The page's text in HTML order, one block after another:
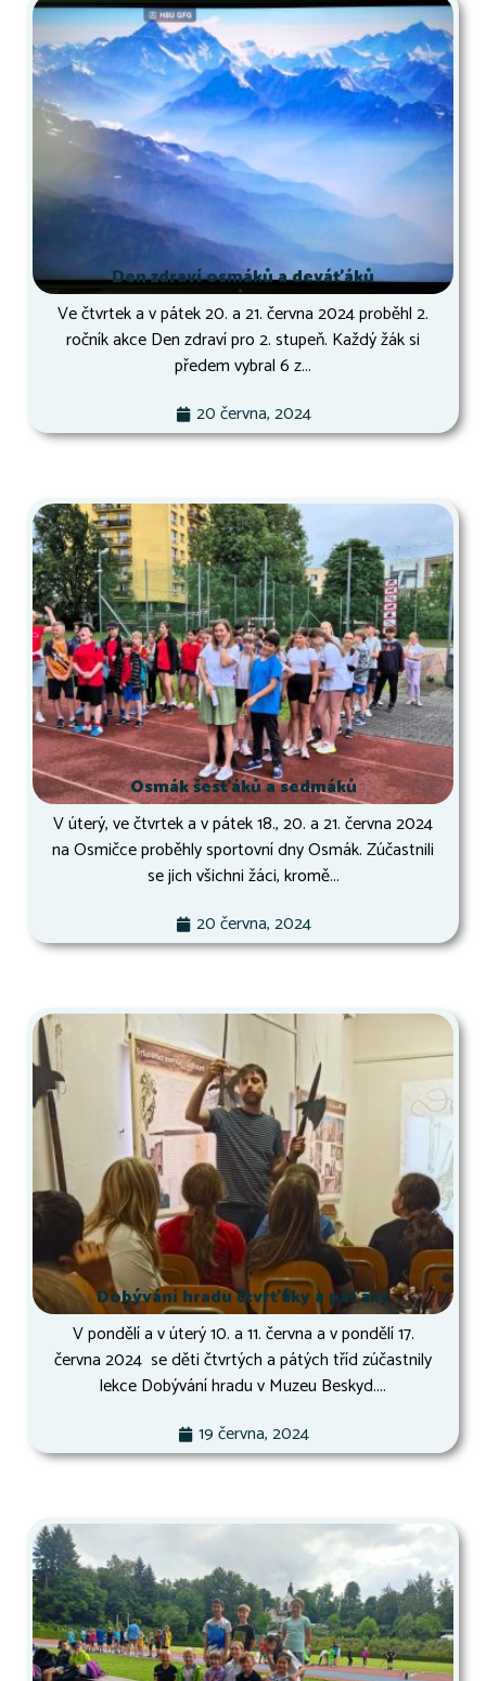
Den zdraví osmáků a deváťáků
Ve čtvrtek a v pátek 20. a 21. června 2024 proběhl 2.
ročník akce Den zdraví pro 2. stupeň. Každý žák si
předem vybral 6 z...
20 června, 2024
Osmák šesťáků a sedmáků
V úterý, ve čtvrtek a v pátek 18., 20. a 21. června 2024
na Osmičce proběhly sportovní dny Osmák. Zúčastnili
se jich všichni žáci, kromě...
20 června, 2024
Dobývání hradu čtvrťáky a páťáky
V pondělí a v úterý 10. a 11. června a v pondělí 17.
června 2024 se děti čtvrtých a pátých tříd zúčastnily
lekce Dobývání hradu v Muzeu Beskyd....
19 června, 2024